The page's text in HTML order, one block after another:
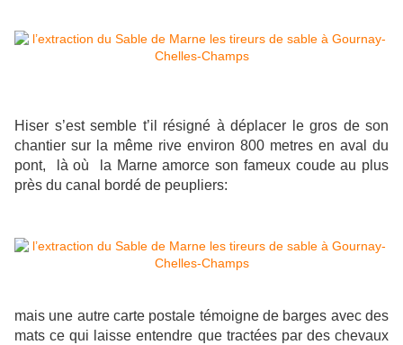
Hiser s’est semble t’il résigné à déplacer le gros de son
chantier sur la même rive environ 800 metres en aval du
pont, là où la Marne amorce son fameux coude au plus
près du canal bordé de peupliers:
mais une autre carte postale témoigne de barges avec des
mats ce qui laisse entendre que tractées par des chevaux